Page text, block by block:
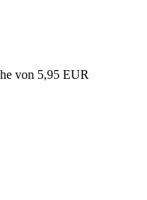
von 5,95 EUR